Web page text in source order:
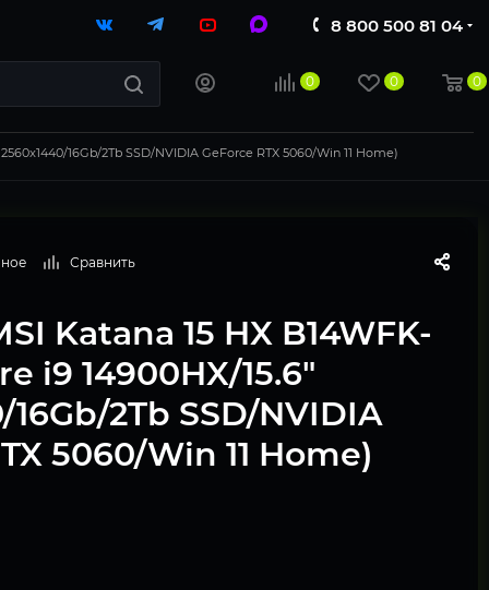
8 800 500 81 04
0 0 0
16Gb/2Tb SSD/NVIDIA GeForce RTX 5060/Win 11 Home)
Сравнить
Katana 15 HX B14WFK-
i9 14900HX/15.6"
16Gb/2Tb SSD/NVIDIA
5060/Win 11 Home)